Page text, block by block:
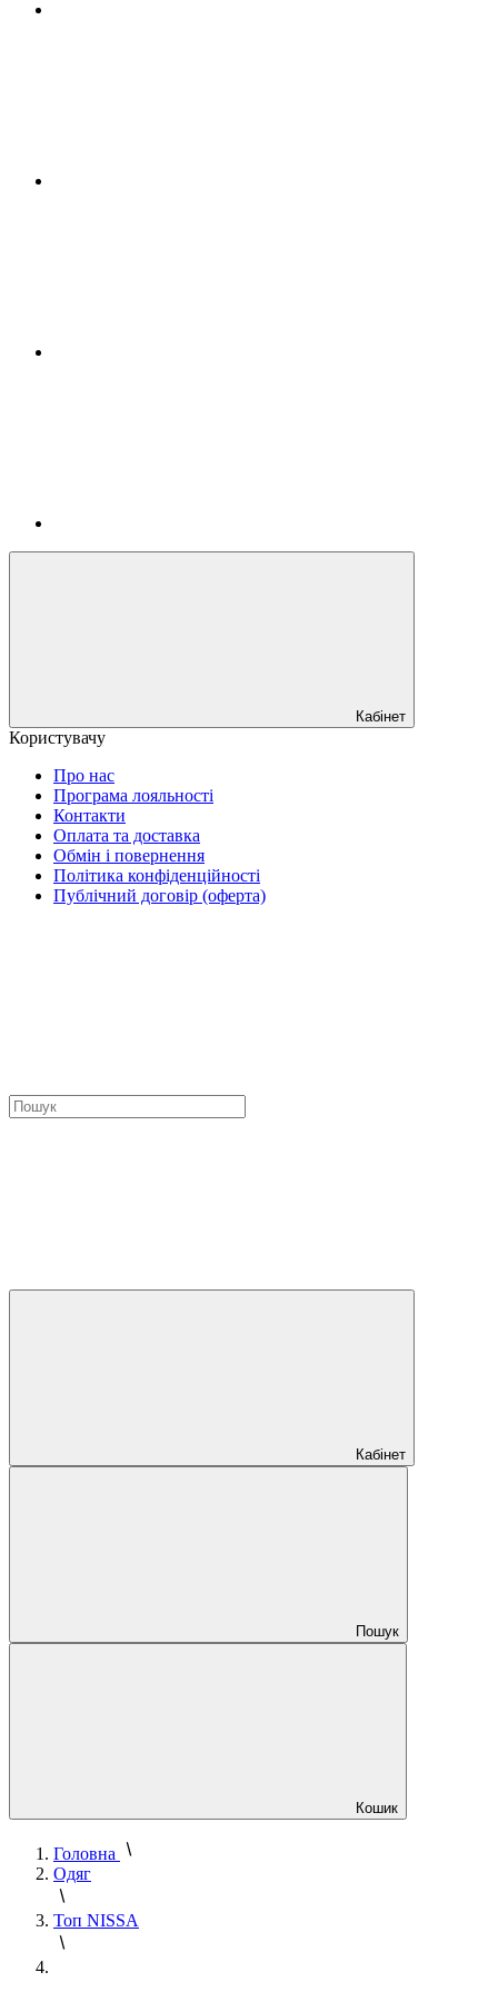
Кабінет
Користувачу
Про нас
Програма лояльності
Контакти
Оплата та доставка
Обмін і повернення
Політика конфіденційності
Публічний договір (оферта)
Кабінет
Пошук
Кошик
Головна
Одяг
Топ NISSA